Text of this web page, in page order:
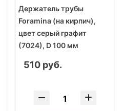
Держатель трубы
Foramina (на кирпич),
цвет серый графит
(7024), D 100 мм
510 руб.